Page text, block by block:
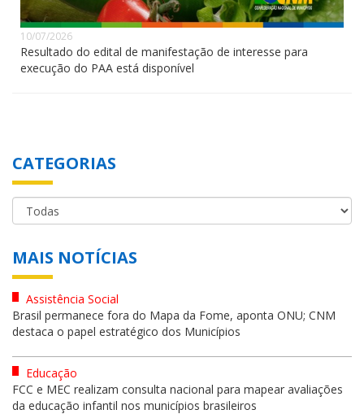
10/07/2026
Resultado do edital de manifestação de interesse para
execução do PAA está disponível
CATEGORIAS
MAIS NOTÍCIAS
Assistência Social
Brasil permanece fora do Mapa da Fome, aponta ONU; CNM
destaca o papel estratégico dos Municípios
Educação
FCC e MEC realizam consulta nacional para mapear avaliações
da educação infantil nos municípios brasileiros